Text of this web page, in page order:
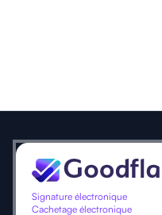
Signature électronique
Cachetage électronique